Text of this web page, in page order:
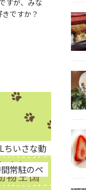
すが、みな
ですか？
ちいさな動
常駐のペ